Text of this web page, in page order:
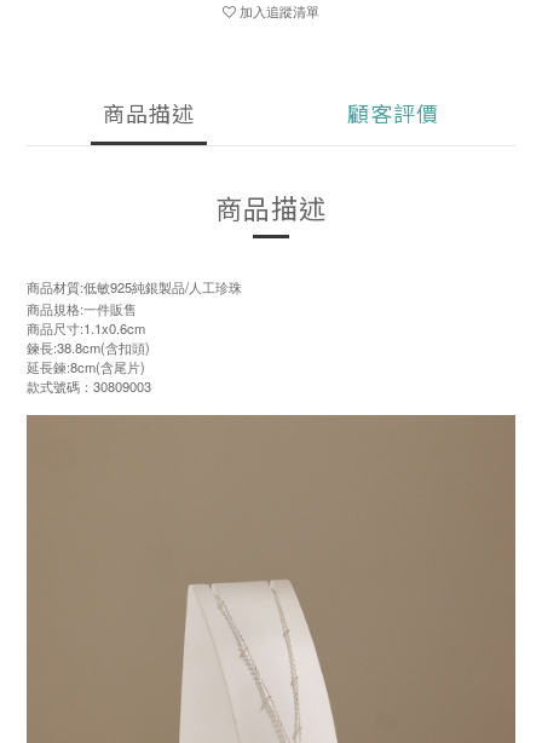
加入追蹤清單
商品描述 顧客評價
商品描述
商品材質:低敏925純銀製品/人工珍珠
商品規格:一件販售
商品尺寸:1.1x0.6cm
鍊長:38.8cm(含扣頭)
延長鍊:8cm(含尾片)
款式號碼：30809003